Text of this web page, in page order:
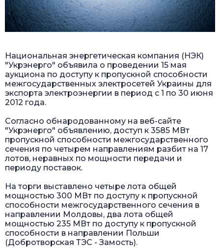
Национальная энергетическая компания (НЭК)
"Укрэнерго" объявила о проведении 15 мая
аукциона по доступу к пропускной способности
межгосударственных электросетей Украины для
экспорта электроэнергии в период с 1 по 30 июня
2012 года.
Согласно обнародованному на веб-сайте
"Укрэнерго" объявлению, доступ к 3585 МВт
пропускной способности межгосударственного
сечения по четырем направлениям разбит на 17
лотов, неравных по мощности передачи и
периоду поставок.
На торги выставлено четыре лота общей
мощностью 300 МВт по доступу к пропускной
способности межгосударственного сечения в
направлении Молдовы, два лота общей
мощностью 235 МВт по доступу к пропускной
способности в направлении Польши
(Добротворская ТЭС - Замость).